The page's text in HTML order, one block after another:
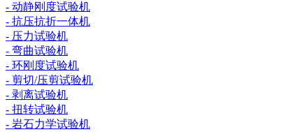
- 动静刚度试验机
- 抗压抗折一体机
- 压力试验机
- 弯曲试验机
- 环刚度试验机
- 剪切/压剪试验机
- 剥离试验机
- 扭转试验机
- 岩石力学试验机